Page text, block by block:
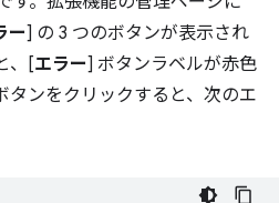
ー] の 3 つのボタンが表示され
、[エラー] ボタンラベルが赤色
タンをクリックすると、次のエ